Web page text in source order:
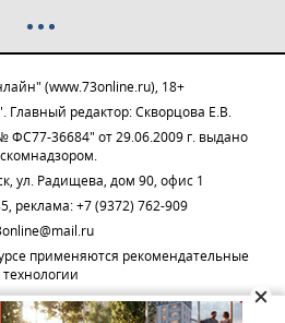
(www.73online.ru), 18+
редактор: Скворцова Е.В.
36684" от 29.06.2009 г. выдано
ул. Радищева, дом 90, офис 1
реклама: +7 (9372) 762-909
применяются рекомендательные
технологии